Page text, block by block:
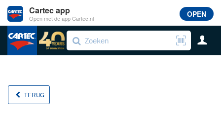
TERUG
Cartec app
Open met de app Cartec.nl OPEN